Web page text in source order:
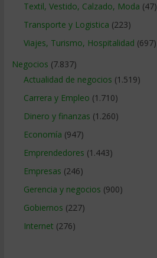
Textil, Vestido, Calzado, Moda (47)
Transporte y Logistica (223)
Viajes, Turismo, Hospitalidad (697)
Negocios (7.837)
Actualidad de negocios (1.519)
Carrera y Empleo (1.710)
Dinero y finanzas (1.260)
Economía (947)
Emprendedores (1.443)
Empresas (246)
Gerencia y negocios (900)
Gobiernos (227)
Internet (276)